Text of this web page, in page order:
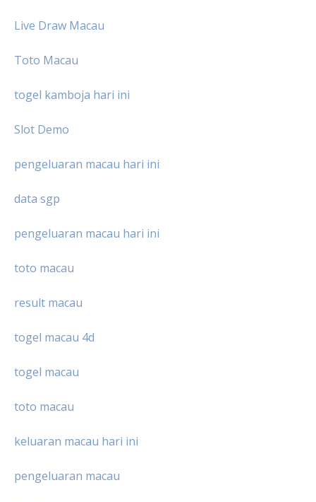
Live Draw Macau
Toto Macau
togel kamboja hari ini
Slot Demo
pengeluaran macau hari ini
data sgp
pengeluaran macau hari ini
toto macau
result macau
togel macau 4d
togel macau
toto macau
keluaran macau hari ini
pengeluaran macau